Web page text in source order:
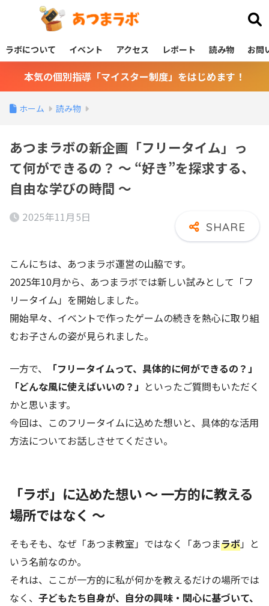
ラボについて イベント アクセス レポート 読み物 お問
本気の個別指導「マイスター制度」をはじめます！
ホーム 読み物
あつまラボの新企画「フリータイム」っ
て何ができるの？ ～ “好き”を探求する、
自由な学びの時間 ～
2025年11月5日
こんにちは、あつまラボ運営の山脇です。
2025年10月から、あつまラボでは新しい試みとして「フ
リータイム」を開始しました。
開始早々、イベントで作ったゲームの続きを熱心に取り組
むお子さんの姿が見られました。
一方で、
「フリータイムって、具体的に何ができるの？」
「どんな風に使えばいいの？」 といったご質問もいただく
かと思います。
今回は、このフリータイムに込めた想いと、具体的な活用
方法についてお話しさせてください。
「ラボ」に込めた想い ～ 一方的に教える
場所ではなく ～
そもそも、なぜ「あつま教室」ではなく「あつまラボ」と
いう名前なのか。
それは、ここが一方的に私が何かを教えるだけの場所では
なく、 子どもたち自身が、自分の興味・関心に基づいて、